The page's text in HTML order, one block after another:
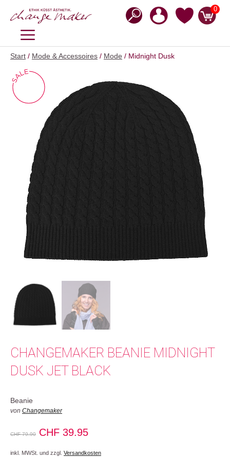
Inhalt
0
MENÜ
Start / Mode & Accessoires / Mode / Midnight Dusk
CHANGEMAKER BEANIE MIDNIGHT
DUSK JET BLACK
Beanie
von Changemaker
CHF79.90
Ursprünglicher
CHF 39.95Aktueller
inkl. MWSt. und zzgl. Versandkosten